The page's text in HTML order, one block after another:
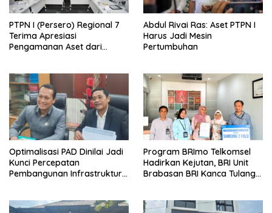
PTPN I (Persero) Regional 7
Terima Apresiasi
Pengamanan Aset dari
Abdul Rivai Ras: Aset PTPN I
Harus Jadi Mesin
Pertumbuhan
Optimalisasi PAD Dinilai Jadi
Kunci Percepatan
Pembangunan Infrastruktur
Program BRImo Telkomsel
Hadirkan Kejutan, BRI Unit
Brabasan BRI Kanca Tulang
Mesuji